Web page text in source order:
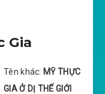
Gia
Tên khác: MỸ THỰC
GIA Ở DỊ THẾ GIỚI